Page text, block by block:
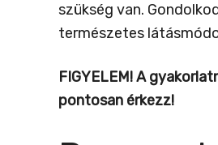
szükség van.
természetes
FIGYELEM!A
pontosan érkezz!